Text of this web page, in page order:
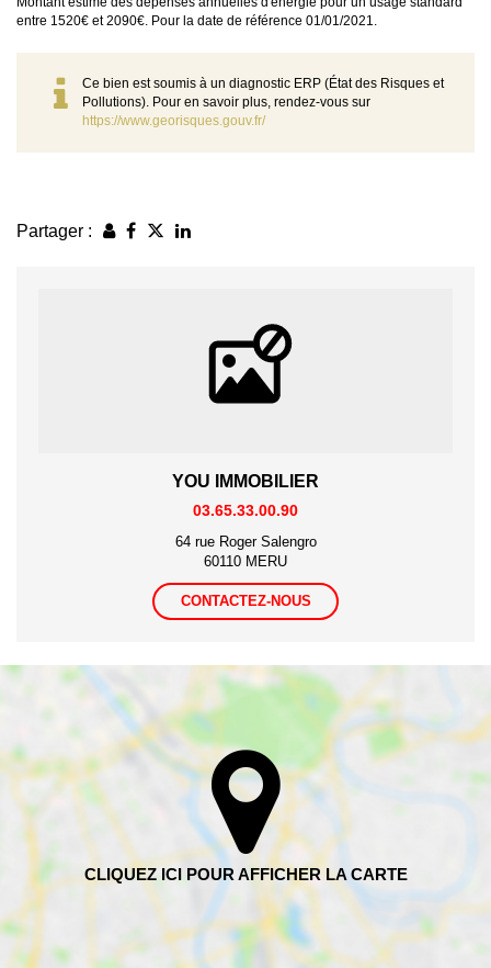
entre 1520€ et 2090€. Pour la date de référence 01/01/2021.
Ce bien est soumis à un diagnostic ERP (État des Risques et
Pollutions). Pour en savoir plus, rendez-vous sur
https://www.georisques.gouv.fr/
Partager :
YOU IMMOBILIER
03.65.33.00.90
64 rue Roger Salengro
60110 MERU
CONTACTEZ-NOUS